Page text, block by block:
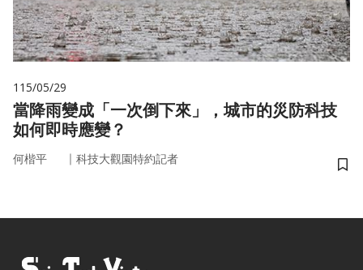
115/05/29
當降雨變成「一次倒下來」，城市的災防科技
如何即時應變？
何楷平 ｜ 科技大觀園特約記者
儲